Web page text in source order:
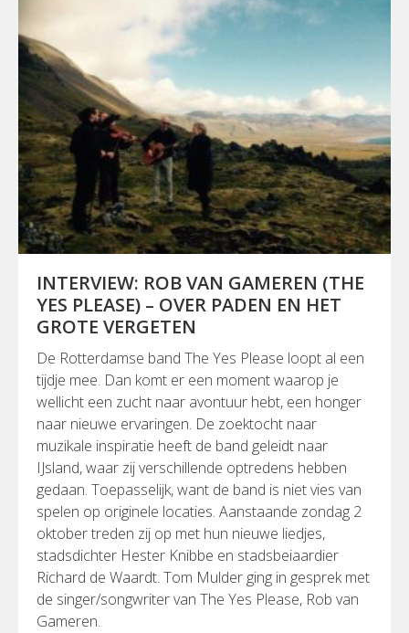
INTERVIEW: ROB VAN GAMEREN (THE
YES PLEASE) – OVER PADEN EN HET
GROTE VERGETEN
De Rotterdamse band The Yes Please loopt al een
tijdje mee. Dan komt er een moment waarop je
wellicht een zucht naar avontuur hebt, een honger
naar nieuwe ervaringen. De zoektocht naar
muzikale inspiratie heeft de band geleidt naar
IJsland, waar zij verschillende optredens hebben
gedaan. Toepasselijk, want de band is niet vies van
spelen op originele locaties. Aanstaande zondag 2
oktober treden zij op met hun nieuwe liedjes,
stadsdichter Hester Knibbe en stadsbeiaardier
Richard de Waardt. Tom Mulder ging in gesprek met
de singer/songwriter van The Yes Please, Rob van
Gameren.